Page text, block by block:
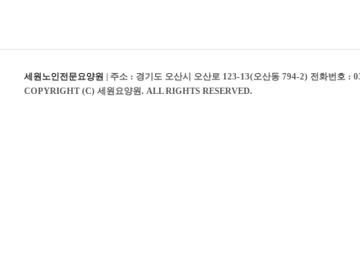
세원노인전문요양원 | 주소 : 경기도 오산시 오산로 123-13(오산동 794-2) 전화번호 :
COPYRIGHT (C) 세원요양원. ALL RIGHTS RESERVED.